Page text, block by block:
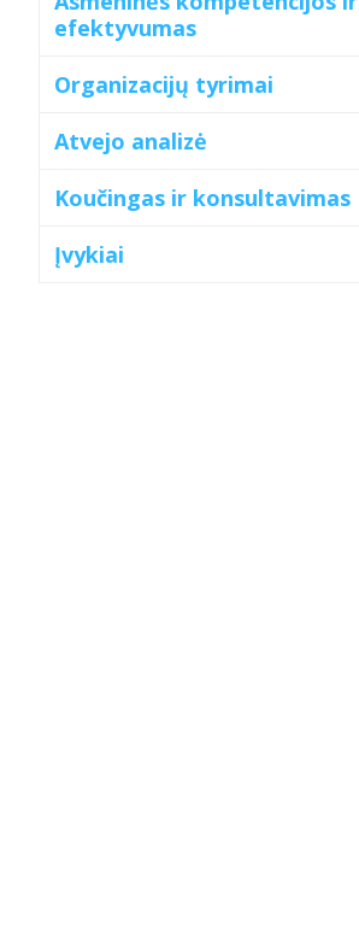
efektyvumas
Organizacijų tyrimai
Atvejo analizė
Koučingas ir konsultavimas
Įvykiai